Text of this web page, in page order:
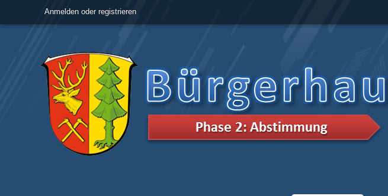
Anmelden oder registrieren